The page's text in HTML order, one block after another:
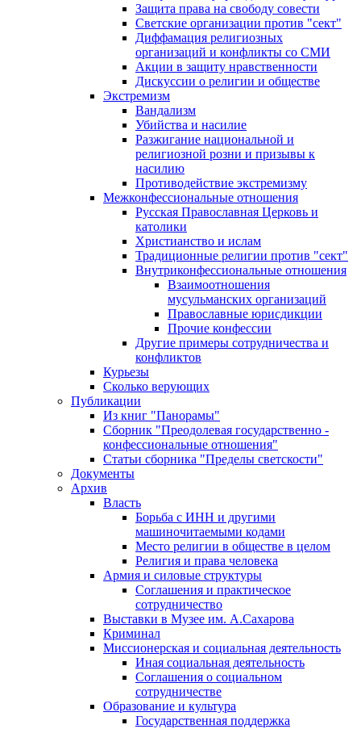
Защита права на свободу совести
Светские организации против "сект"
Диффамация религиозных
организаций и конфликты со СМИ
Акции в защиту нравственности
Дискуссии о религии и обществе
Экстремизм
Вандализм
Убийства и насилие
Разжигание национальной и
религиозной розни и призывы к
насилию
Противодействие экстремизму
Межконфессиональные отношения
Русская Православная Церковь и
католики
Христианство и ислам
Традиционные религии против "сект"
Внутриконфессиональные отношения
Взаимоотношения
мусульманских организаций
Православные юрисдикции
Прочие конфессии
Другие примеры сотрудничества и
конфликтов
Курьезы
Сколько верующих
Публикации
Из книг "Панорамы"
Сборник "Преодолевая государственно -
конфессиональные отношения"
Статьи сборника "Пределы светскости"
Документы
Архив
Власть
Борьба с ИНН и другими
машиночитаемыми кодами
Место религии в обществе в целом
Религия и права человека
Армия и силовые структуры
Соглашения и практическое
сотрудничество
Выставки в Музее им. А.Сахарова
Криминал
Миссионерская и социальная деятельность
Иная социальная деятельность
Соглашения о социальном
сотрудничестве
Образование и культура
Государственная поддержка